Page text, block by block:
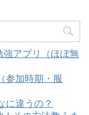
強アプリ（ほぼ無
参加時期・服
に違うの？